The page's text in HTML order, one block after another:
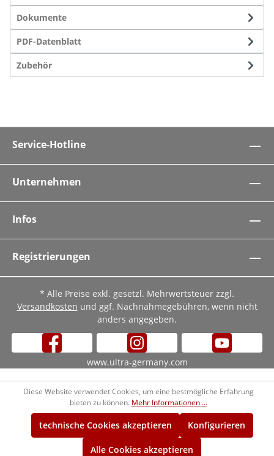
Dokumente
PDF-Datenblatt
Zubehör
Service-Hotline
Unternehmen
Infos
Registrierungen
* Alle Preise exkl. gesetzl. Mehrwertsteuer zzgl.
Versandkosten und ggf. Nachnahmegebühren, wenn nicht
anders angegeben.
www.ultra-germany.com
Diese Website verwendet Cookies, um eine bestmögliche Erfahrung
bieten zu können. Mehr Informationen ...
technische Cookies akzeptieren Konfigurieren
Alle Cookies akzeptieren